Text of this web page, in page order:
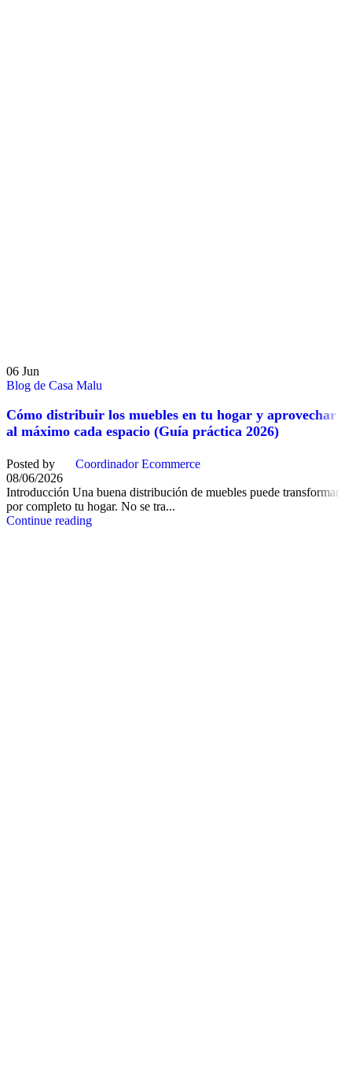
06 Jun
Blog de Casa Malu
Cómo distribuir los muebles en tu hogar y aprovechar
al máximo cada espacio (Guía práctica 2026)
Posted by
Coordinador Ecommerce
08/06/2026
Introducción Una buena distribución de muebles puede transformar
por completo tu hogar. No se tra...
Continue reading